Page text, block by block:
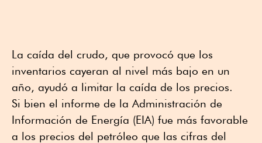
La caída del crudo, que provocó que los
inventarios cayeran al nivel más bajo en un
año, ayudó a limitar la caída de los precios.
Si bien el informe de la Administración de
Información de Energía (EIA) fue más favorable
a los precios del petróleo que las cifras del